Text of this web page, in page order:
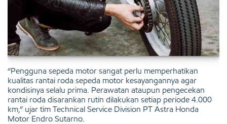
“Pengguna sepeda motor sangat perlu memperhatikan
kualitas rantai roda sepeda motor kesayangannya agar
kondisinya selalu prima. Perawatan ataupun pengecekan
rantai roda disarankan rutin dilakukan setiap periode 4.000
km,” ujar tim Technical Service Division PT Astra Honda
Motor Endro Sutarno.